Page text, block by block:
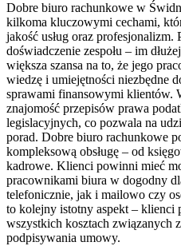
Dobre biuro rachunkowe w
kilkoma kluczowymi cechami,
jakość usług oraz profesjonalizm.
doświadczenie zespołu – im
większa szansa na to, że jego
wiedzę i umiejętności niezbędne
sprawami finansowymi klientów.
znajomość przepisów prawa
legislacyjnych, co pozwala na
porad. Dobre biuro rachunkowe
kompleksową obsługę – od
kadrowe. Klienci powinni mieć
pracownikami biura w dogodny
telefonicznie, jak i mailowo czy
to kolejny istotny aspekt –
wszystkich kosztach związanych
podpisywania umowy.